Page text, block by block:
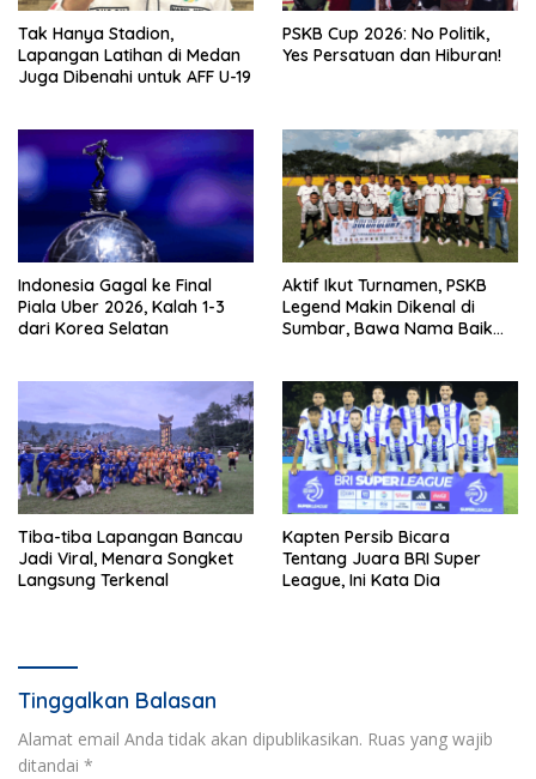
Tak Hanya Stadion,
Lapangan Latihan di Medan
Juga Dibenahi untuk AFF U-19
PSKB Cup 2026: No Politik,
Yes Persatuan dan Hiburan!
Indonesia Gagal ke Final
Piala Uber 2026, Kalah 1-3
dari Korea Selatan
Aktif Ikut Turnamen, PSKB
Legend Makin Dikenal di
Sumbar, Bawa Nama Baik
Tiba-tiba Lapangan Bancau
Jadi Viral, Menara Songket
Langsung Terkenal
Kapten Persib Bicara
Tentang Juara BRI Super
League, Ini Kata Dia
Tinggalkan Balasan
Alamat email Anda tidak akan dipublikasikan. Ruas yang wajib
ditandai *